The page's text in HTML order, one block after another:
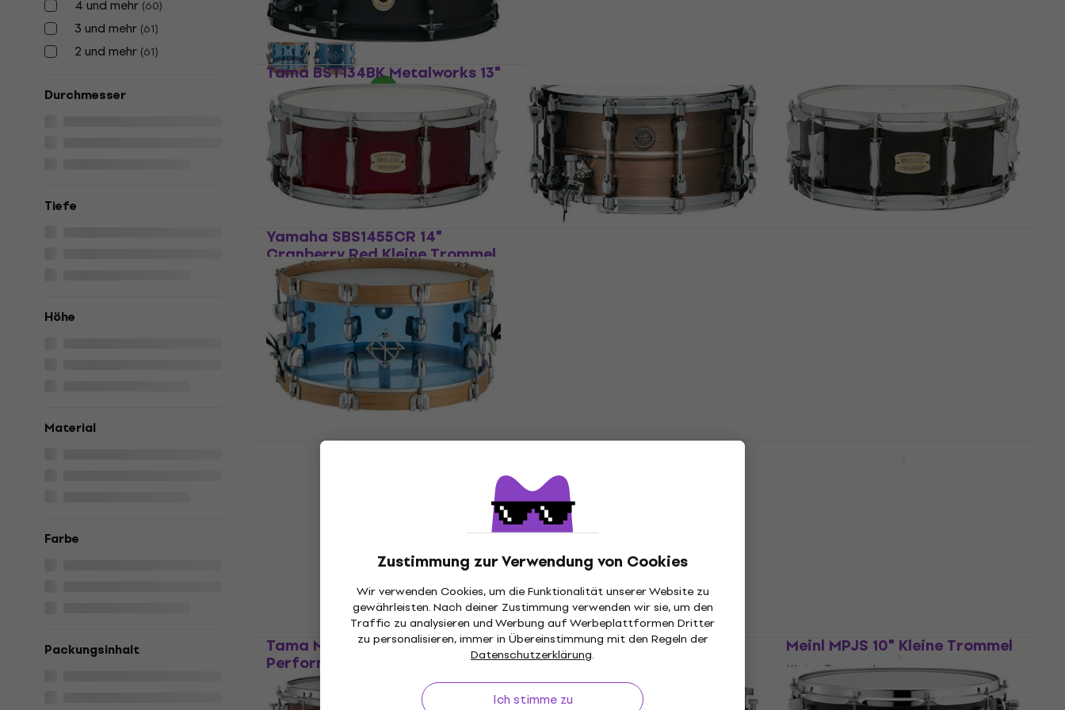
Zustimmung zur Verwendung von Cookies
Wir verwenden Cookies, um die Funktionalität unserer Website zu
gewährleisten. Nach deiner Zustimmung verwenden wir sie, um den
Traffic zu analysieren und Werbung auf Werbeplattformen Dritter
zu personalisieren, immer in Übereinstimmung mit den Regeln der
Datenschutzerklärung.
Ich stimme zu
4 und mehr (60)
3 und mehr (61)
2 und mehr (61)
Durchmesser
Tiefe
Höhe
Material
Farbe
Packungsinhalt
€ 413 € 418
Auf Lager
Tama BST134BK Metalworks 13"
Black Kleine Trommel
Kleine Trommel
/5
€ 140
Auf Lager
Tama LST148 14" Matte Black
Kleine Trommel
Kleine Trommel
4,8/5
€ 269
Auf Lager
PDP by DW Concept 14" Black
Wax Kleine Trommel
Kleine Trommel
€ 237
Auf Lager
Yamaha SBS1455CR 14"
Cranberry Red Kleine Trommel
Kleine Trommel
€ 174
Auf Lager
Dixon PDSCST654ACB 14" See- PDP by DW The Kraken 13"
Kleine Trommel
€ 122
Auf Lager
Tama MBSS55 Starclassic
Performer 14" Caramel Aurora
Kleine Trommel
Kleine Trommel
PDP by DW Concept 13" Black
Wax Kleine Trommel
Kleine Trommel
Meinl MPJS 10" Kleine Trommel
Kleine Trommel
€ 137,11 mit dem CodeMUZMUZ-5